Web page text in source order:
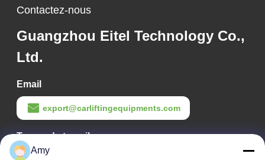
Contactez-nous
Guangzhou Eitel Technology Co.,
Ltd.
Email
export@carliftingequipments.com
Temps de travail
09:00-18:00
Amy